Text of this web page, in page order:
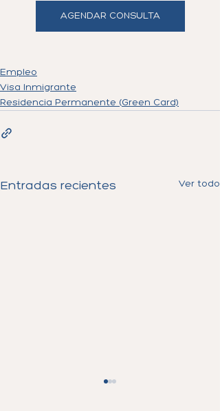
AGENDAR CONSULTA
Empleo
Visa Inmigrante
Residencia Permanente (Green Card)
Entradas recientes Ver todo